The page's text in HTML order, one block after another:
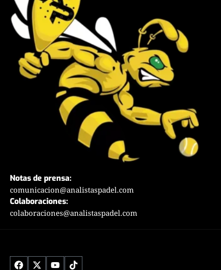
Notas de prensa:
comunicacion@analistaspadel.com
Colaboraciones:
colaboraciones@analistaspadel.com